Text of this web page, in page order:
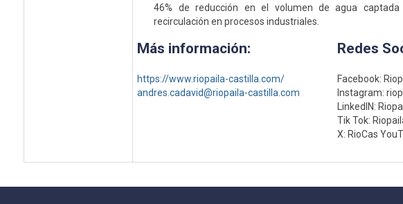
46% de reducción en el volumen de agua
recirculación en procesos industriales.
Más información:
https://www.riopaila-castilla.com/
andres.cadavid@riopaila-castilla.com
Redes
Facebook:
Instagram:
LinkedIN:
Tik Tok:
X: RioCas